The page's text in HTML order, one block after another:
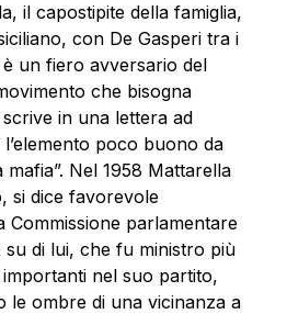
il capostipite della famiglia,
con De Gasperi tra i
un fiero avversario del
che bisogna
in una lettera ad
poco buono da
Nel 1958 Mattarella
si dice favorevole
Commissione parlamentare
su di lui, che fu ministro più
nel suo partito,
le ombre di una vicinanza a